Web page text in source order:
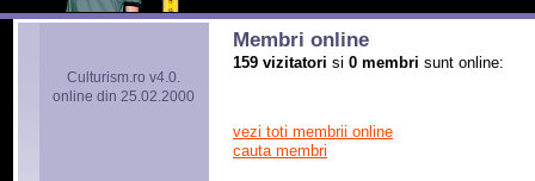
Culturism.ro v4.0.
online din 25.02.2000
Membri online
159 vizitatori si 0 membri sunt online:
vezi toti membrii online
cauta membri